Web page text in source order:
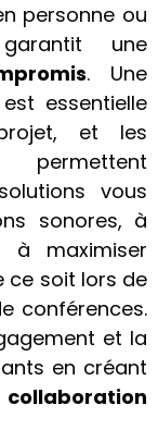
personne ou
une
. Une
essentielle
et les
permettent
vous
sonores, à
maximiser
ce soit lors de
conférences.
et la
en créant
collaboration